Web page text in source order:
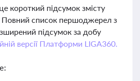
короткий підсумок змісту
Повний список першоджерел з
підсумок за добу
версії Платформи LIGA360.